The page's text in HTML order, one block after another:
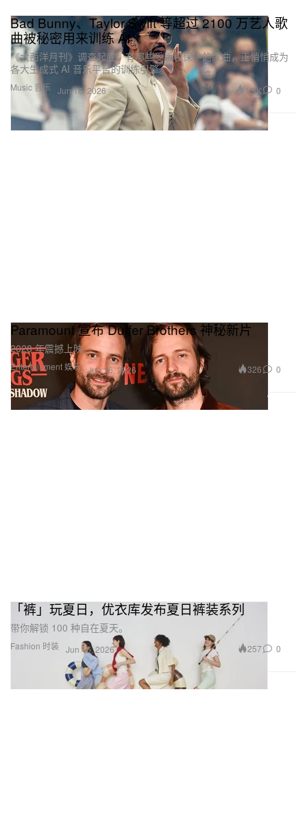
Music 音乐
Bad Bunny、Taylor Swift 等超过 2100 万艺人歌
曲被秘密用来训练 AI
《大西洋月刊》调查起底：有哪些受版权保护的歌曲，正悄悄成为
各大生成式 AI 音乐平台的训练引擎。
Jun 16, 2026 1.5K 0
Entertainment 娱乐
Paramount 宣布 Duffer Brothers 神秘新片
2028 年震撼上映。
Jun 16, 2026 326 0
Fashion 时装
「裤」玩夏日，优衣库发布夏日裤装系列
带你解锁 100 种自在夏天。
Jun 16, 2026 257 0